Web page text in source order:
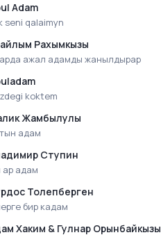
Adam
seni qalaimyn
Раxымкызы
ажал адамды жанылдырар
koktem
Жамбылулы
адам
Ступин
ар адам
Толепберген
бир кадам
Хаким & Гулнар Орынбайкызы